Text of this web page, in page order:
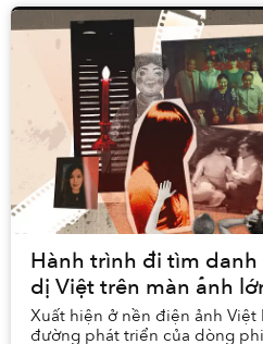
Hành trình đi tìm
dị Việt trên màn ảnh
Xuất hiện ở nền điện ảnh Việt
đường phát triển của dòng